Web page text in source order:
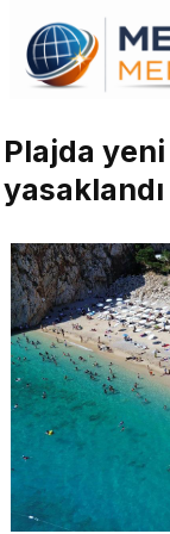
Plajda
yasaklandı